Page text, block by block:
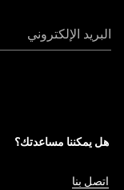
البريد الإلكتروني
هل يمكننا مساعدتك؟
اتصل بنا